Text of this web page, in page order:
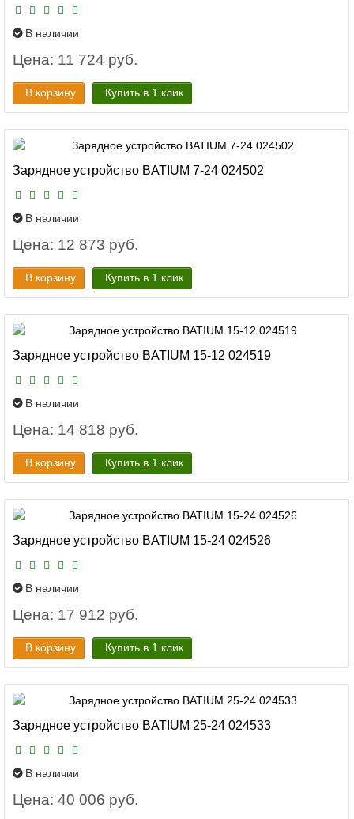
В наличии
Цена: 11 724 руб.
В корзину Купить в 1 клик
Зарядное устройство BATIUM 7-24 024502
В наличии
Цена: 12 873 руб.
В корзину Купить в 1 клик
Зарядное устройство BATIUM 15-12 024519
В наличии
Цена: 14 818 руб.
В корзину Купить в 1 клик
Зарядное устройство BATIUM 15-24 024526
В наличии
Цена: 17 912 руб.
В корзину Купить в 1 клик
Зарядное устройство BATIUM 25-24 024533
В наличии
Цена: 40 006 руб.